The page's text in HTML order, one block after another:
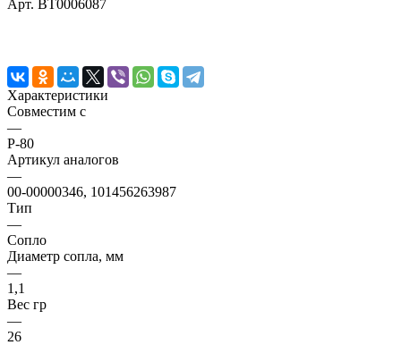
Арт. BT0006087
Характеристики
Совместим с
—
P-80
Артикул аналогов
—
00-00000346, 101456263987
Тип
—
Сопло
Диаметр сопла, мм
—
1,1
Вес гр
—
26